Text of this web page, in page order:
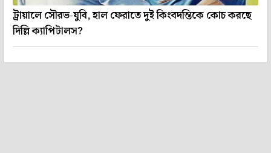
ট্রায়ালে সৌরভ-যুবি, হাল ফেরাতে দুই কিংবদন্তিকে কোচ করছে
দিল্লি ক্যাপিটালস?